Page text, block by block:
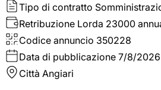
Tipo di contratto
Retribuzione Lorda 23000
Codice annuncio 350228
Data di pubblicazione 7/8/2026
Città Angiari